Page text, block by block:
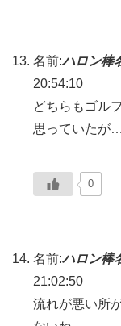
名前:ハロン棒
20:54:10
どちらもゴル
思っていたが…
0
名前:ハロン棒
21:02:50
流れが悪い所